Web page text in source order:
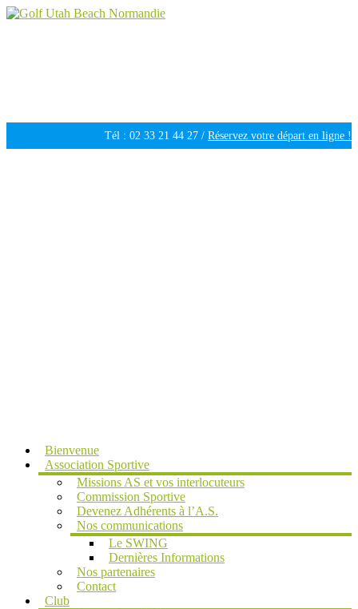
Tél : 02 33 21 44 27 / Réservez votre départ en ligne !
Bienvenue
Association Sportive
Missions AS et vos interlocuteurs
Commission Sportive
Devenez Adhérents à l’A.S.
Nos communications
Le SWING
Dernières Informations
Nos partenaires
Contact
Club